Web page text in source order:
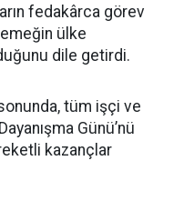
fedakârca görev
emeğin ülke
dile getirdi.
tüm işçi ve
Günü’nü
kazançlar